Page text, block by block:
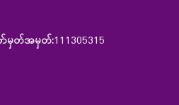
က်မှတ်အမှတ်:111305315